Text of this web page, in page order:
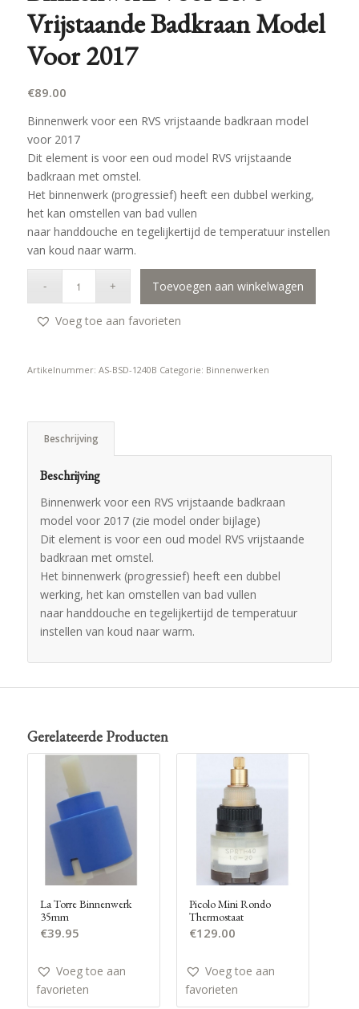
Vrijstaande Badkraan Model
Voor 2017
€89.00
Binnenwerk voor een RVS vrijstaande badkraan model
voor 2017
Dit element is voor een oud model RVS vrijstaande
badkraan met omstel.
Het binnenwerk (progressief) heeft een dubbel werking,
het kan omstellen van bad vullen
naar handdouche en tegelijkertijd de temperatuur instellen
van koud naar warm.
Toevoegen aan winkelwagen
Voeg toe aan favorieten
Artikelnummer: AS-BSD-1240B Categorie: Binnenwerken
Beschrijving
Beschrijving
Binnenwerk voor een RVS vrijstaande badkraan
model voor 2017 (zie model onder bijlage)
Dit element is voor een oud model RVS vrijstaande
badkraan met omstel.
Het binnenwerk (progressief) heeft een dubbel
werking, het kan omstellen van bad vullen
naar handdouche en tegelijkertijd de temperatuur
instellen van koud naar warm.
Gerelateerde Producten
La Torre Binnenwerk
35mm
€39.95
Voeg toe aan
favorieten
Picolo Mini Rondo
Thermostaat
€129.00
Voeg toe aan
favorieten